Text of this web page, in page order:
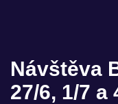
Návštěva
27/6, 1/7 a